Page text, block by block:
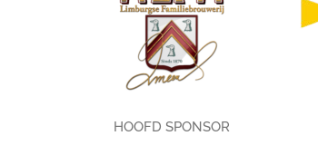
HOOFD SPONSOR